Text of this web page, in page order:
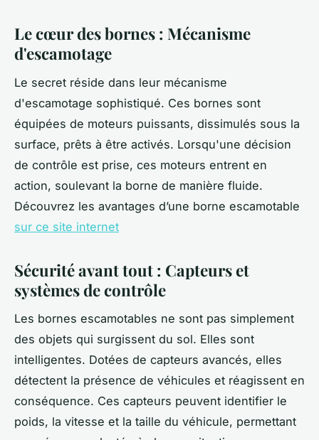
Le cœur des bornes : Mécanisme
d'escamotage
Le secret réside dans leur mécanisme
d'escamotage sophistiqué. Ces bornes sont
équipées de moteurs puissants, dissimulés sous la
surface, prêts à être activés. Lorsqu'une décision
de contrôle est prise, ces moteurs entrent en
action, soulevant la borne de manière fluide.
Découvrez les avantages d’une borne escamotable
sur ce site internet
Sécurité avant tout : Capteurs et
systèmes de contrôle
Les bornes escamotables ne sont pas simplement
des objets qui surgissent du sol. Elles sont
intelligentes. Dotées de capteurs avancés, elles
détectent la présence de véhicules et réagissent en
conséquence. Ces capteurs peuvent identifier le
poids, la vitesse et la taille du véhicule, permettant